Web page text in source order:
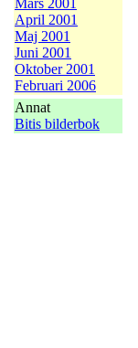
Mars 2001
April 2001
Maj 2001
Juni 2001
Oktober 2001
Februari 2006
Annat
Bitis bilderbok